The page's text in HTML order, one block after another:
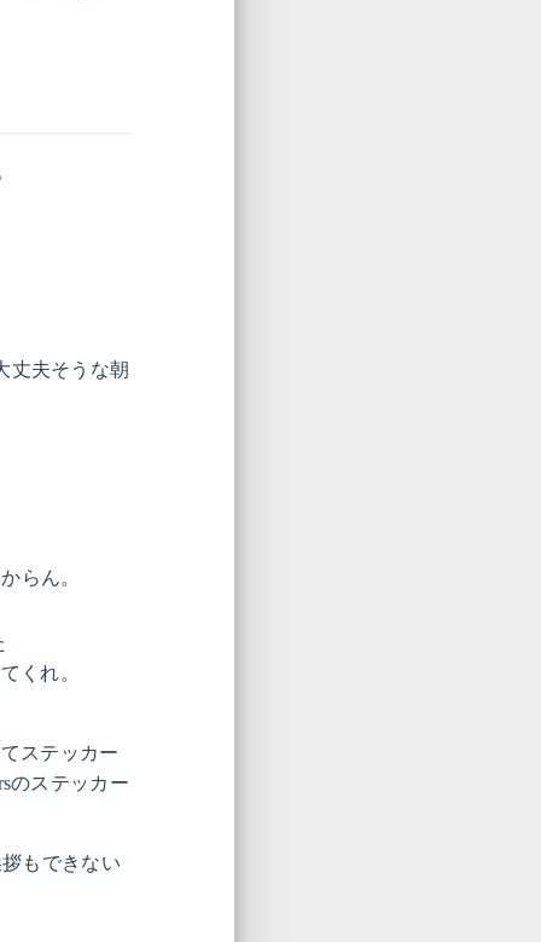
丈夫そうな朝
らん。
くれ。
ステッカー
のステッカー
もできない